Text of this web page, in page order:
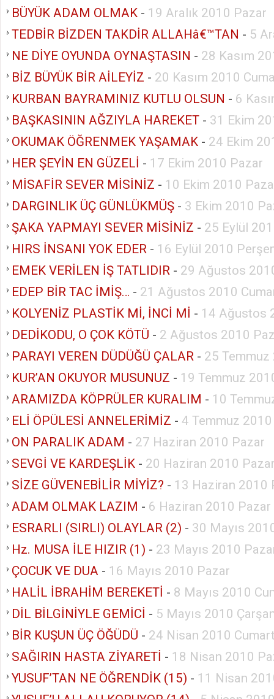
BÜYÜK ADAM OLMAK - 19 Aralık 2010 Pazar
TEDBİR BİZDEN TAKDİR ALLAHâ€™TAN - 5
NE DİYE OYUNDA OYNAŞTASIN - 28 Kasım
BİZ BÜYÜK BİR AİLEYİZ - 20 Kasım 2010
KURBAN BAYRAMINIZ KUTLU OLSUN - 6
BAŞKASININ AĞZIYLA HAREKET - 31 Ekim
OKUMAK ÖĞRENMEK YAŞAMAK - 24 Ekim
HER ŞEYİN EN GÜZELİ - 17 Ekim 2010 Pazar
MİSAFİR SEVER MİSİNİZ - 10 Ekim 2010
DARGINLIK ÜÇ GÜNLÜKMÜŞ - 3 Ekim 2010
ŞAKA YAPMAYI SEVER MİSİNİZ - 25 Eylül
HIRS İNSANI YOK EDER - 16 Eylül 2010
EMEK VERİLEN İŞ TATLIDIR - 29 Ağustos
EDEP BİR TAC İMİŞ… - 21 Ağustos 2010
KOLYENİZ PLASTİK Mİ, İNCİ Mİ - 14 Ağustos
DEDİKODU, O ÇOK KÖTÜ - 2 Ağustos 2010
PARAYI VEREN DÜDÜĞÜ ÇALAR - 25
KUR’AN OKUYOR MUSUNUZ - 19 Temmuz
ARAMIZDA KÖPRÜLER KURALIM - 10
ELİ ÖPÜLESİ ANNELERİMİZ - 4 Temmuz
ON PARALIK ADAM - 27 Haziran 2010 Pazar
SEVGİ VE KARDEŞLİK - 20 Haziran 2010
SİZE GÜVENEBİLİR MİYİZ? - 13 Haziran 2010
ADAM OLMAK LAZIM - 6 Haziran 2010 Pazar
ESRARLI (SIRLI) OLAYLAR (2) - 30 Mayıs
Hz. MUSA İLE HIZIR (1) - 23 Mayıs 2010
ÇOCUK VE DUA - 16 Mayıs 2010 Pazar
HALİL İBRAHİM BEREKETİ - 8 Mayıs 2010
DİL BİLGİNİYLE GEMİCİ - 5 Mayıs 2010
BİR KUŞUN ÜÇ ÖĞÜDÜ - 24 Nisan 2010
SAĞIRIN HASTA ZİYARETİ - 18 Nisan 2010
YUSUF’TAN NE ÖĞRENDİK (15) - 11 Nisan